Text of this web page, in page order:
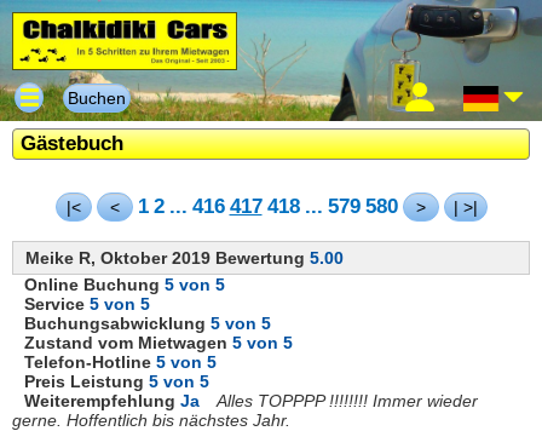
Buchen
Gästebuch
|< < 1 2 ... 416 417 418 ... 579 580 > | >|
Meike R, Oktober 2019 Bewertung 5.00
Online Buchung 5 von 5
Service 5 von 5
Buchungsabwicklung 5 von 5
Zustand vom Mietwagen 5 von 5
Telefon-Hotline 5 von 5
Preis Leistung 5 von 5
Weiterempfehlung Ja
Alles TOPPPP !!!!!!!! Immer wieder
gerne. Hoffentlich bis nächstes Jahr.